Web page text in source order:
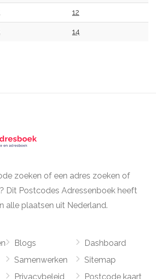
12
14
zoeken of een adres zoeken of
Dit Postcodes Adressenboek heeft
alle plaatsen uit Nederland.
Blogs
Samenwerken
Privacybeleid
Dashboard
Sitemap
Postcode kaart